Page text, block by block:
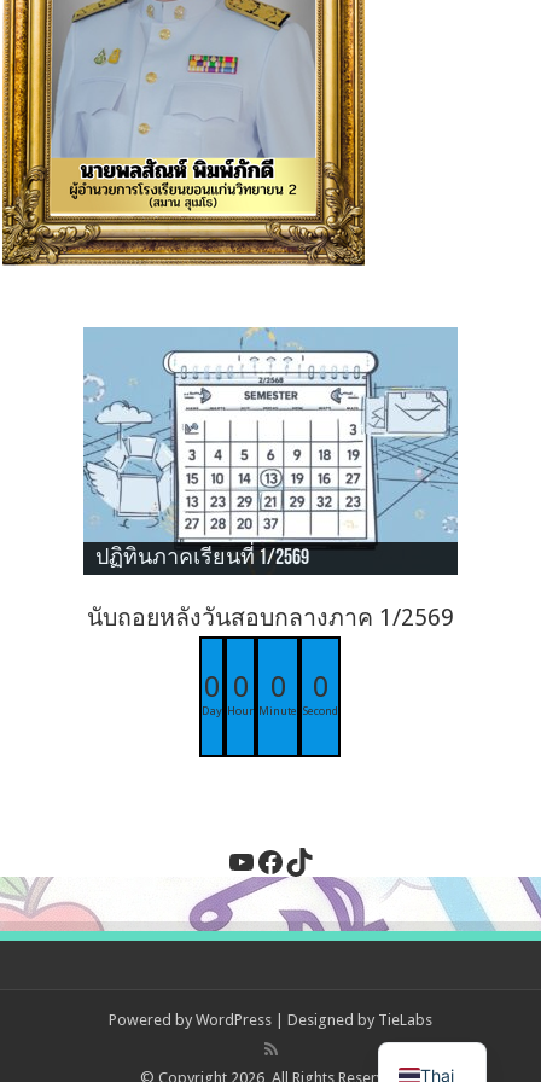
ปฏิทินภาคเรียนที่ 1/2569
นับถอยหลังวันสอบกลางภาค 1/2569
0
Day
0
Hour
0
Minute
0
Second
YouTube
Facebook
TikTok
Powered by WordPress | Designed by TieLabs
© Copyright 2026, All Rights Reserved Thai